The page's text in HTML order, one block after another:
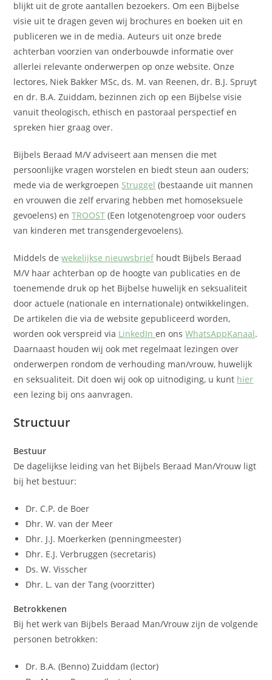
blijkt uit de grote aantallen bezoekers. Om een Bijbelse
visie uit te dragen geven wij brochures en boeken uit en
publiceren we in de media. Auteurs uit onze brede
achterban voorzien van onderbouwde informatie over
allerlei relevante onderwerpen op onze website. Onze
lectores, Niek Bakker MSc, ds. M. van Reenen, dr. B.J. Spruyt
en dr. B.A. Zuiddam, bezinnen zich op een Bijbelse visie
vanuit theologisch, ethisch en pastoraal perspectief en
spreken hier graag over.
Bijbels Beraad M/V adviseert aan mensen die met
persoonlijke vragen worstelen en biedt steun aan ouders;
mede via de werkgroepen Struggel (bestaande uit mannen
en vrouwen die zelf ervaring hebben met homoseksuele
gevoelens) enTROOST (Een lotgenotengroep voor ouders
van kinderen met transgendergevoelens).
Middels dewekelijkse nieuwsbrief houdt Bijbels Beraad
M/V haar achterban op de hoogte van publicaties en de
toenemende druk op het Bijbelse huwelijk en seksualiteit
door actuele (nationale en internationale) ontwikkelingen.
De artikelen die via de website gepubliceerd worden,
worden ook verspreid via LinkedInen onsWhatsAppKanaal.
Daarnaast houden wij ook met regelmaat lezingen over
onderwerpen rondom de verhouding man/vrouw, huwelijk
en seksualiteit. Dit doen wij ook op uitnodiging, u kunt hier
een lezing bij ons aanvragen.
Structuur
Bestuur
De dagelijkse leiding van het Bijbels Beraad Man/Vrouw ligt
bij het bestuur:
Dr. C.P. de Boer
Dhr. W. van der Meer
Dhr. J.J. Moerkerken (penningmeester)
Dhr. E.J. Verbruggen (secretaris)
Ds. W. Visscher
Dhr. L. van der Tang (voorzitter)
Betrokkenen
Bij het werk van Bijbels Beraad Man/Vrouw zijn de volgende
personen betrokken:
Dr. B.A. (Benno) Zuiddam (lector)